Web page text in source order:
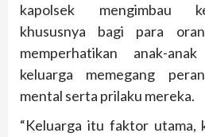
kapolsek mengimbau
khususnya bagi para
memperhatikan anak-
keluarga memegang
mental serta prilaku mereka.
“Keluarga itu faktor utama,